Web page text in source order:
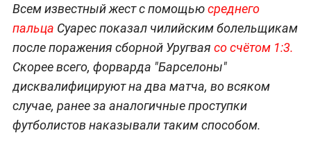
Всем известный жест с помощьюсреднего
пальца Суарес показал чилийским болельщикам
после поражения сборной Уругвая со счётом 1:3.
Скорее всего, форварда "Барселоны"
дисквалифицируют на два матча, во всяком
случае, ранее за аналогичные проступки
футболистов наказывали таким способом.